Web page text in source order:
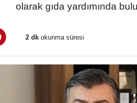
olarak gıda yardımında
2 dk okunma süresi